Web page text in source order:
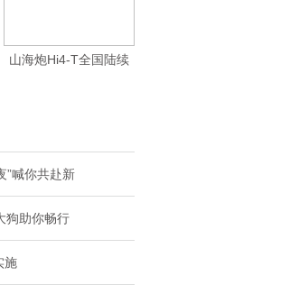
山海炮Hi4-T全国陆续
”喊你共赴新
狗助你畅行
施